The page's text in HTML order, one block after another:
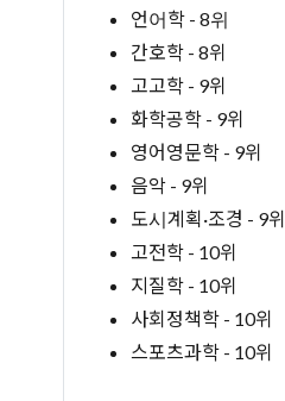
언어학 - 8위
간호학 - 8위
고고학 - 9위
화학공학 - 9위
영어영문학 - 9위
음악 - 9위
도시계획·조경 - 9위
고전학 - 10위
지질학 - 10위
사회정책학 - 10위
스포츠과학 - 10위